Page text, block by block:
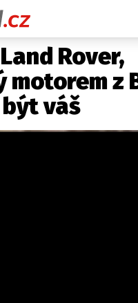
AUTA
TESTY AUT
NOVINKY
Rover,
motorem z
být váš